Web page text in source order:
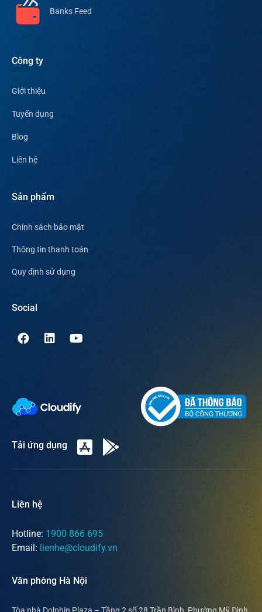
Banks Feed
Công ty
Giới thiệu
Tuyển dụng
Blog
Liên hệ
Sản phẩm
Chính sách bảo mật
Thông tin thanh toán
Quy định sử dụng
Social
Tải ứng dụng
Liên hệ
Hotline: 1900 866 695
Email: lienhe@cloudify.vn
Văn phòng Hà Nội